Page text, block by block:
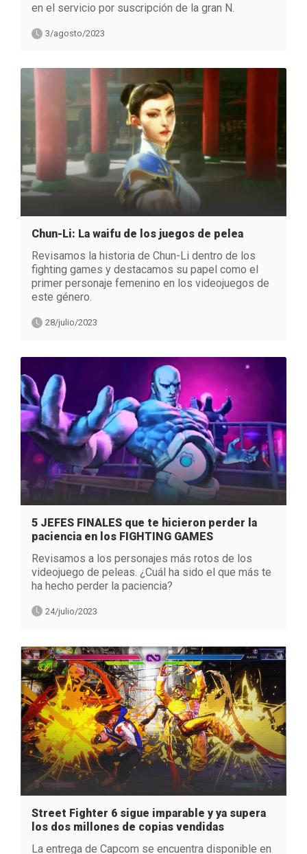
en el servicio por suscripción de la gran N.
3/agosto/2023
Chun-Li: La waifu de los juegos de pelea
Revisamos la historia de Chun-Li dentro de los
fighting games y destacamos su papel como el
primer personaje femenino en los videojuegos de
este género.
28/julio/2023
5 JEFES FINALES que te hicieron perder la
paciencia en los FIGHTING GAMES
Revisamos a los personajes más rotos de los
videojuego de peleas. ¿Cuál ha sido el que más te
ha hecho perder la paciencia?
24/julio/2023
Street Fighter 6 sigue imparable y ya supera
los dos millones de copias vendidas
La entrega de Capcom se encuentra disponible en